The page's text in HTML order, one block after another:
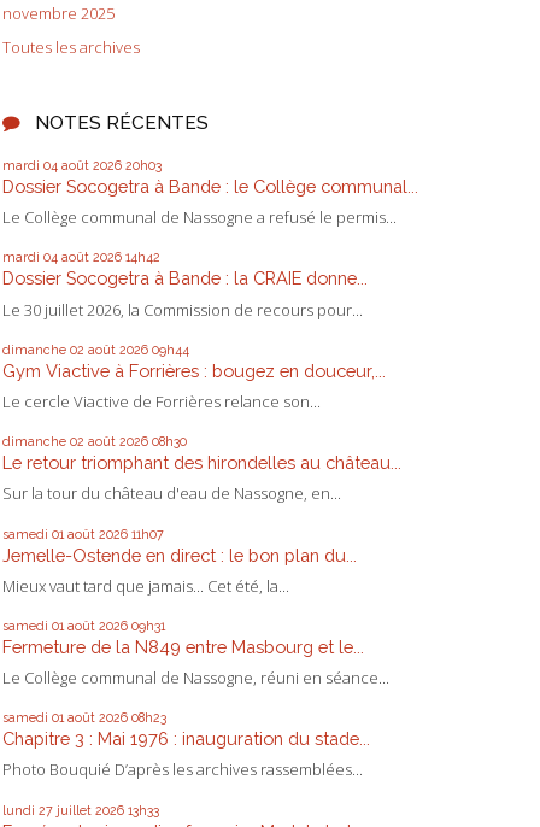
novembre 2025
Toutes les archives
NOTES RÉCENTES
mardi 04 août 2026 20h03
Dossier Socogetra à Bande : le Collège communal...
Le Collège communal de Nassogne a refusé le permis...
mardi 04 août 2026 14h42
Dossier Socogetra à Bande : la CRAIE donne...
Le 30 juillet 2026, la Commission de recours pour...
dimanche 02 août 2026 09h44
Gym Viactive à Forrières : bougez en douceur,...
Le cercle Viactive de Forrières relance son...
dimanche 02 août 2026 08h30
Le retour triomphant des hirondelles au château...
Sur la tour du château d'eau de Nassogne, en...
samedi 01 août 2026 11h07
Jemelle-Ostende en direct : le bon plan du...
Mieux vaut tard que jamais... Cet été, la...
samedi 01 août 2026 09h31
Fermeture de la N849 entre Masbourg et le...
Le Collège communal de Nassogne, réuni en séance...
samedi 01 août 2026 08h23
Chapitre 3 : Mai 1976 : inauguration du stade...
Photo Bouquié D’après les archives rassemblées...
lundi 27 juillet 2026 13h33